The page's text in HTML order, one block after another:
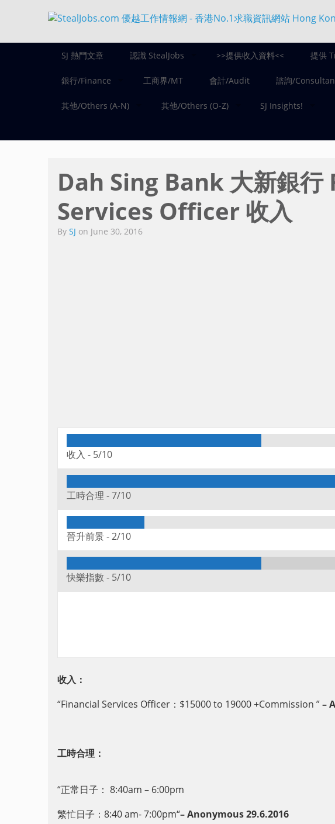
SJ 熱門文章 認識 StealJobs >>提供收入資料<< 提供
銀行/Finance 工商界/MT 會計/Audit 諮詢/
其他/Others (A-N) 其他/Others (O-Z) SJ Insights!
Dah Sing Bank 大新銀
Services Officer 收入
By SJ on June 30, 2016
收入 - 5/10
工時合理 -7/10
晉升前景 -2/10
快樂指數 - 5/10
收入：
“Financial Services Officer ：$15000 to 19000 +Commission ”–
工時合理：
“正常日子： 8:40am – 6:00pm
繁忙日子：8:40am- 7:00pm“–Anonymous 29.6.2016